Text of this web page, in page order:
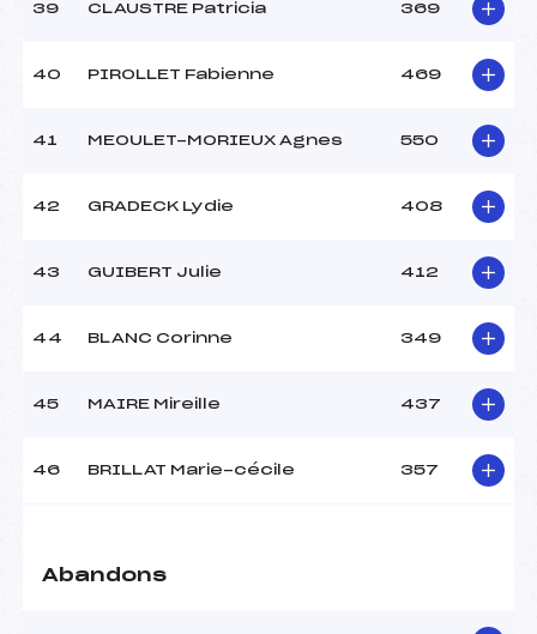
39 CLAUSTRE Patricia 369
40 PIROLLET Fabienne 469
41 MEOULET-MORIEUX Agnes 550
42 GRADECK Lydie 408
43 GUIBERT Julie 412
44 BLANC Corinne 349
45 MAIRE Mireille 437
46 BRILLAT Marie-cécile 357
Abandons